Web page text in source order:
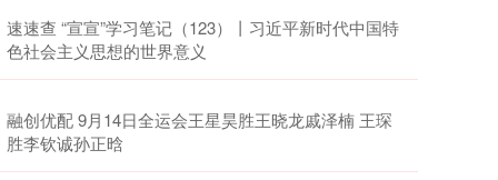
速速查 “宣宣”学习笔记（123）丨习近平新时代中国特
色社会主义思想的世界意义
融创优配 9月14日全运会王星昊胜王晓龙戚泽楠 王琛
胜李钦诚孙正晗